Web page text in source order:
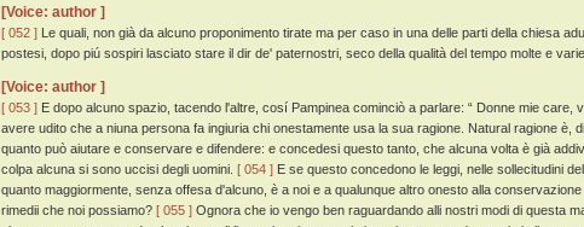
[Voice: author ]
[ 052 ] Le quali, non già da alcuno proponimento tirate ma per caso in una delle parti della chiesa
postesi, dopo piú sospiri lasciato stare il dir de' paternostri, seco della qualità del tempo molte e
[Voice: author ]
[ 053 ] E dopo alcuno spazio, tacendo l'altre, cosí Pampinea cominciò a parlare: “ Donne mie care,
avere udito che a niuna persona fa ingiuria chi onestamente usa la sua ragione. Natural ragione è,
quanto può aiutare e conservare e difendere: e concedesi questo tanto, che alcuna volta è già
colpa alcuna si sono uccisi degli uomini. [ 054 ] E se questo concedono le leggi, nelle sollecitudini
quanto maggiormente, senza offesa d'alcuno, è a noi e a qualunque altro onesto alla
rimedii che noi possiamo? [ 055 ] Ognora che io vengo ben raguardando alli nostri modi di questa